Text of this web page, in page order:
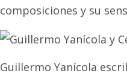
composiciones y su
Guillermo Yanícola